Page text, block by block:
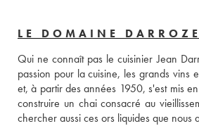
LE DOMAINE DARROZE
Qui ne connaît pas le cuisinier Jean
passion pour la cuisine, les grands vins
et, à partir des années 1950, s'est mis
construire un chai consacré au
chercher aussi ces ors liquides que